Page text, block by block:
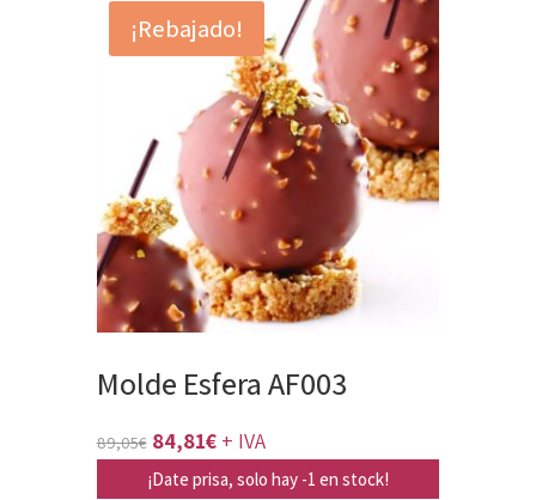
¡Rebajado!
Molde Esfera AF003
89,05€ El
precio
84,81€El
precio
+ IVA
¡Date prisa, solo hay -1 en stock!